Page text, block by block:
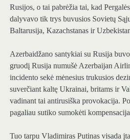
Rusijos, o tai pabrėžia tai, kad
dalyvavo tik trys buvusios Sovietų
Baltarusija, Kazachstanas ir
Azerbaidžano santykiai su Rusija
gruodį Rusija numušė Azerbaijan
incidento sekė mėnesius trukusios
suverčiant kaltę Ukrainai, britams ir
vadinant tai antirusiška provokacija.
pagaliau sutiko sumokėti
Tuo tarpu Vladimiras Putinas visada